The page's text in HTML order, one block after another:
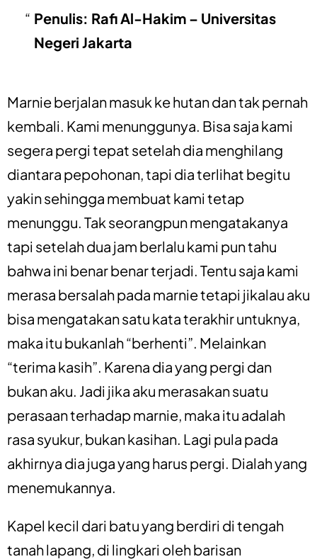
Penulis: Rafi Al-Hakim – Universitas
Negeri Jakarta
Marnie berjalan masuk ke hutan dan tak pernah
kembali. Kami menunggunya. Bisa saja kami
segera pergi tepat setelah dia menghilang
diantara pepohonan, tapi dia terlihat begitu
yakin sehingga membuat kami tetap
menunggu. Tak seorangpun mengatakanya
tapi setelah dua jam berlalu kami pun tahu
bahwa ini benar benar terjadi. Tentu saja kami
merasa bersalah pada marnie tetapi jikalau aku
bisa mengatakan satu kata terakhir untuknya,
maka itu bukanlah “berhenti”. Melainkan
“terima kasih”. Karena dia yang pergi dan
bukan aku. Jadi jika aku merasakan suatu
perasaan terhadap marnie, maka itu adalah
rasa syukur, bukan kasihan. Lagi pula pada
akhirnya dia juga yang harus pergi. Dialah yang
menemukannya.
Kapel kecil dari batu yang berdiri di tengah
tanah lapang, di lingkari oleh barisan